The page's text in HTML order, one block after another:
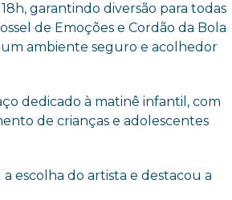
garantindo diversão para todas
de Emoções e Cordão da Bola
ambiente seguro e acolhedor
dedicado à matinê infantil, com
de crianças e adolescentes
escolha do artista e destacou a